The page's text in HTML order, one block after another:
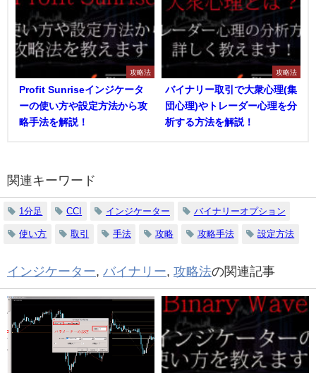
攻略法
Profit Sunriseインジケータ
ーの使い方や設定方法から攻
略手法を解説！
攻略法
バイナリー取引で大衆心理(集
団心理)やトレーダー心理を分
析する方法を解説！
関連キーワード
1分足 CCI インジケーター バイナリーオプション
使い方 取引 手法 攻略 攻略手法 設定方法
インジケーター, バイナリー, 攻略法の関連記事